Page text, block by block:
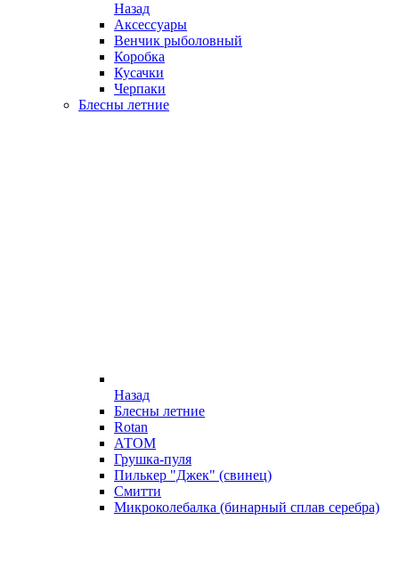
Назад
Аксессуары
Венчик рыболовный
Коробка
Кусачки
Черпаки
Блесны летние
Назад
Блесны летние
Rotan
АТОМ
Грушка-пуля
Пилькер "Джек" (свинец)
Смитти
Микроколебалка (бинарный сплав серебра)